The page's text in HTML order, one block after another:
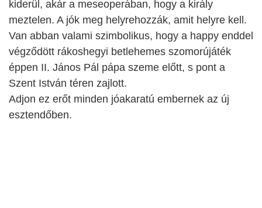
kiderül, akár a meseoperában, hogy a király
meztelen. A jók meg helyrehozzák, amit helyre kell.
Van abban valami szimbolikus, hogy a happy enddel
végződött rákoshegyi betlehemes szomorújáték
éppen II. János Pál pápa szeme előtt, s pont a
Szent István téren zajlott.
Adjon ez erőt minden jóakaratú embernek az új
esztendőben.